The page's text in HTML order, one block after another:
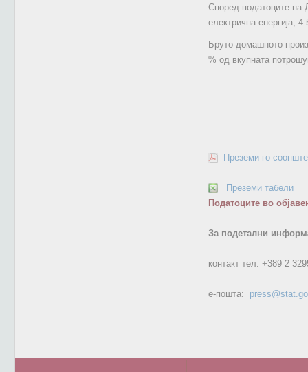
Според податоците на
електрична енергија,
Бруто-домашното
% од вкупната
Преземи го
Преземи табели
Податоците во
За подетални
контакт тел: +389 2
е-пошта: